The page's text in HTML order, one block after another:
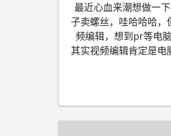
最近心血来潮想做一
子卖螺丝，哇哈哈哈
频编辑，想到pr等电
其实视频编辑肯定是